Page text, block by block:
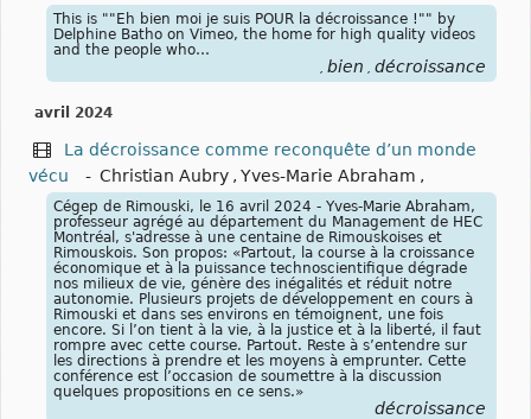
This is ""Eh bien moi je suis POUR la décroissance !"" by
Delphine Batho on Vimeo, the home for high quality videos
and the people who…
bien décroissance
avril 2024
La décroissance comme reconquête d’un monde
vécu
- Christian Aubry , Yves-Marie Abraham ,
Cégep de Rimouski, le 16 avril 2024 - Yves-Marie Abraham,
professeur agrégé au département du Management de HEC
Montréal, s'adresse à une centaine de Rimouskoises et
Rimouskois. Son propos: «Partout, la course à la croissance
économique et à la puissance technoscientifique dégrade
nos milieux de vie, génère des inégalités et réduit notre
autonomie. Plusieurs projets de développement en cours à
Rimouski et dans ses environs en témoignent, une fois
encore. Si l’on tient à la vie, à la justice et à la liberté, il faut
rompre avec cette course. Partout. Reste à s’entendre sur
les directions à prendre et les moyens à emprunter. Cette
conférence est l’occasion de soumettre à la discussion
quelques propositions en ce sens.»
décroissance